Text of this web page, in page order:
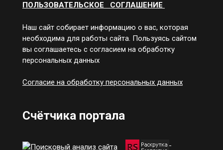
ПОЛЬЗОВАТЕЛЬСКОЕ СОГЛАШЕНИЕ
Наш сайт собирает информацию о вас, которая
необходима для работы сайта. Пользуясь сайтом
вы соглашаетесь с согласием на обработку
персональных данных
Согласие на обработку персональных данных
Счётчика портала